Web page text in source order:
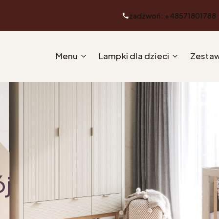
zadzwoń: +48571801788
Menu Lampki dla dzieci